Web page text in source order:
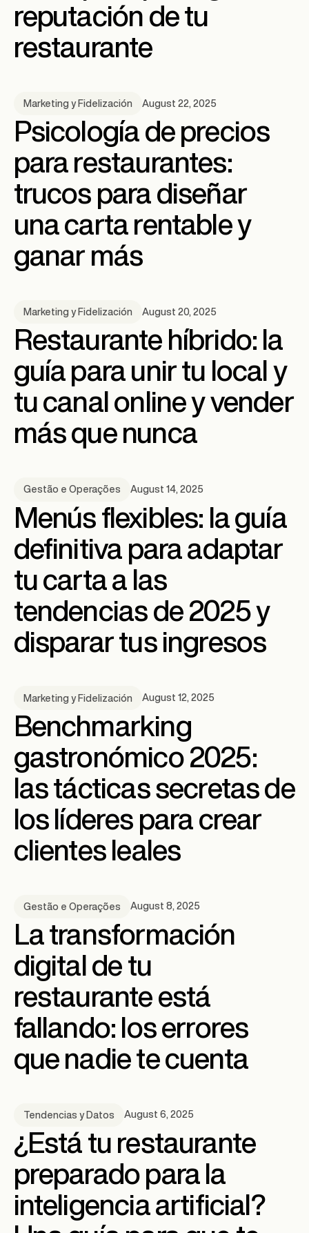
reputación de tu
restaurante
Marketing y Fidelización August 22, 2025
Psicología de precios
para restaurantes:
trucos para diseñar
una carta rentable y
ganar más
Marketing y Fidelización August 20, 2025
Restaurante híbrido: la
guía para unir tu local y
tu canal online y vender
más que nunca
Gestão e Operações August 14, 2025
Menús flexibles: la guía
definitiva para adaptar
tu carta a las
tendencias de 2025 y
disparar tus ingresos
Marketing y Fidelización August 12, 2025
Benchmarking
gastronómico 2025:
las tácticas secretas de
los líderes para crear
clientes leales
Gestão e Operações August 8, 2025
La transformación
digital de tu
restaurante está
fallando: los errores
que nadie te cuenta
Tendencias y Datos August 6, 2025
¿Está tu restaurante
preparado para la
inteligencia artificial?